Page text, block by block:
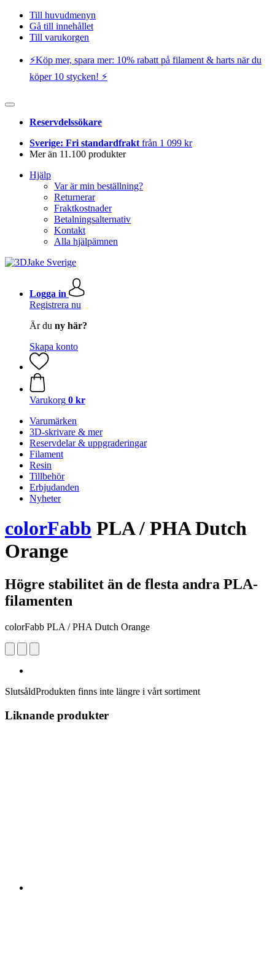
Till huvudmenyn
Gå till innehållet
Till varukorgen
⚡️Köp mer, spara mer: 10% rabatt på filament & harts när du
köper 10 stycken! ⚡️
Reservdelssökare
Sverige: Fri standardfrakt från 1 099 kr
Mer än 11.100 produkter
Hjälp
Var är min beställning?
Returnerar
Fraktkostnader
Betalningsalternativ
Kontakt
Alla hjälpämnen
Logga in
Registrera nu
Är du ny här?
Skapa konto
Varukorg 0 kr
Varumärken
3D-skrivare & mer
Reservdelar & uppgraderingar
Filament
Resin
Tillbehör
Erbjudanden
Nyheter
colorFabb PLA / PHA Dutch
Orange
Högre stabilitet än de flesta andra PLA-
filamenten
colorFabb PLA / PHA Dutch Orange
SlutsåldProdukten finns inte längre i vårt sortiment
Liknande produkter